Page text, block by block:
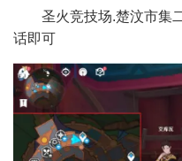
圣火竞技场.楚汶市集
话即可